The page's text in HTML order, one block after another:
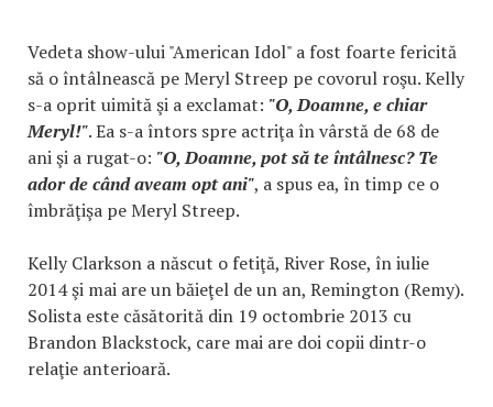
Vedeta show-ului "American Idol" a fost foarte fericită
să o întâlnească pe Meryl Streep pe covorul roşu. Kelly
s-a oprit uimită şi a exclamat: "O, Doamne, e chiar
Meryl!". Ea s-a întors spre actriţa în vârstă de 68 de
ani şi a rugat-o: "O, Doamne, pot să te întâlnesc? Te
ador de când aveam opt ani", a spus ea, în timp ce o
îmbrăţişa pe Meryl Streep.
Kelly Clarkson a născut o fetiţă, River Rose, în iulie
2014 şi mai are un băieţel de un an, Remington (Remy).
Solista este căsătorită din 19 octombrie 2013 cu
Brandon Blackstock, care mai are doi copii dintr-o
relaţie anterioară.